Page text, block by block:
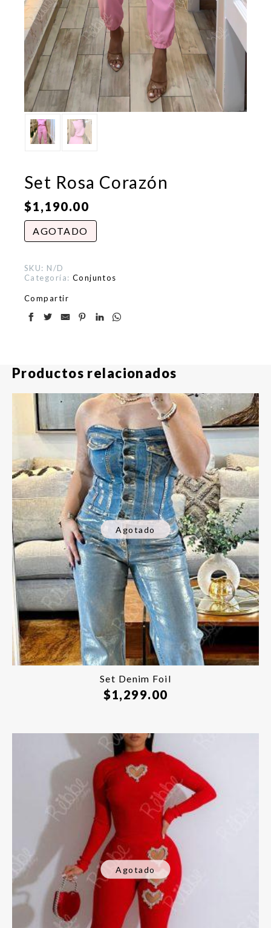
Set Rosa Corazón
$1,190.00
AGOTADO
SKU: N/D
Categoría: Conjuntos
Compartir
Productos relacionados
Agotado
Set Denim Foil
$1,299.00
Agotado